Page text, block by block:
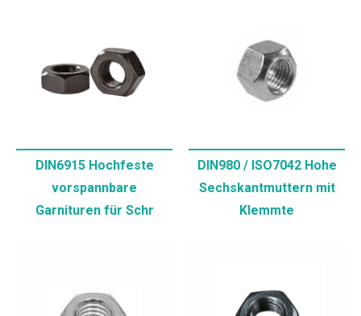
DIN6915 Hochfeste
vorspannbare
Garnituren für Schr
DIN980 / ISO7042 Hohe
Sechskantmuttern mit
Klemmte